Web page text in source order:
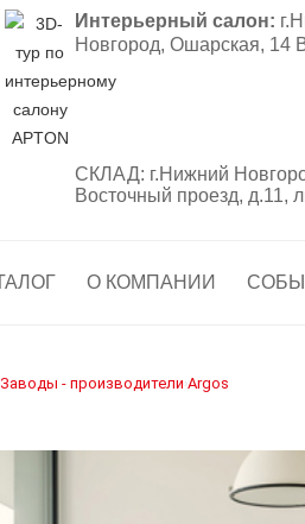
Интерьерный салон:
Новгород, Ошарская, 14
СКЛАД: г.Нижний
Восточный проезд, д.11,
О КОМПАНИИ
Заводы - производители›Argos